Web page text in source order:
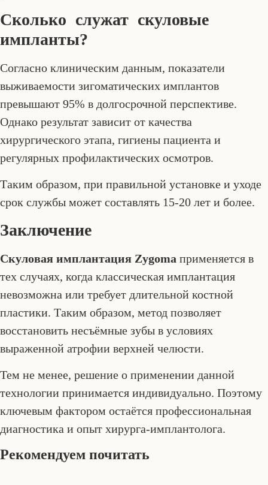
Сколько служат скуловые
импланты?
Согласно клиническим данным, показатели
выживаемости зигоматических имплантов
превышают 95% в долгосрочной перспективе.
Однако результат зависит от качества
хирургического этапа, гигиены пациента и
регулярных профилактических осмотров.
Таким образом, при правильной установке и уходе
срок службы может составлять 15-20 лет и более.
Заключение
Скуловая имплантация Zygoma применяется в
тех случаях, когда классическая имплантация
невозможна или требует длительной костной
пластики. Таким образом, метод позволяет
восстановить несъёмные зубы в условиях
выраженной атрофии верхней челюсти.
Тем не менее, решение о применении данной
технологии принимается индивидуально. Поэтому
ключевым фактором остаётся профессиональная
диагностика и опыт хирурга-имплантолога.
Рекомендуем почитать